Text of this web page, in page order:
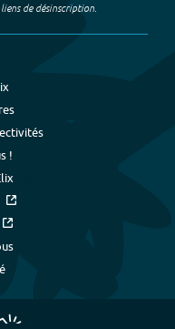
de désinscription.
!